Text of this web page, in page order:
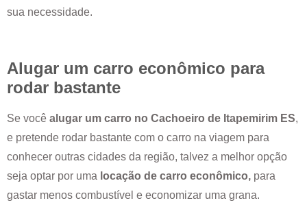
sua necessidade.
Alugar um carro econômico para
rodar bastante
Se você alugar um carro no Cachoeiro de Itapemirim ES,
e pretende rodar bastante com o carro na viagem para
conhecer outras cidades da região, talvez a melhor opção
seja optar por uma locação de carro econômico, para
gastar menos combustível e economizar uma grana.